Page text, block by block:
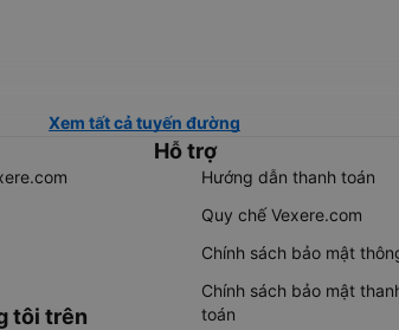
Xem tất cả tuyến đường
tôi trên
Hỗ trợ
Hướng dẫn thanh toán
Quy chế Vexere.com
Chính sách bảo mật
Chính sách bảo mật
toán